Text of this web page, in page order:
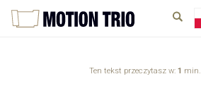
Ten tekst przeczytasz w: 1 min.